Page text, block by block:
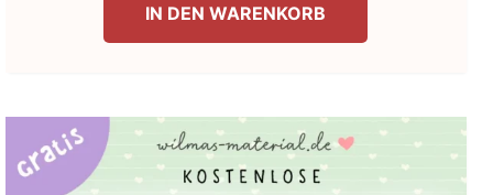
IN DEN WARENKORB